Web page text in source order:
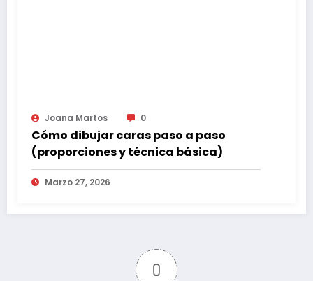
Joana Martos 0
Cómo dibujar caras paso a paso
(proporciones y técnica básica)
Marzo 27, 2026
0